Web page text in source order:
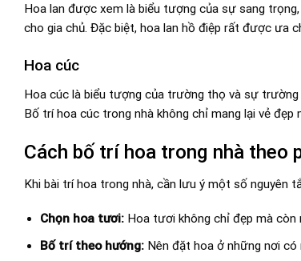
Hoa lan được xem là biểu tượng của sự sang
cho gia chủ. Đặc biệt, hoa lan hồ điệp rất được ưa
Hoa cúc
Hoa cúc là biểu tượng của trường thọ và sự
Bố trí hoa cúc trong nhà không chỉ mang lại vẻ
Cách bố trí hoa trong nhà theo
Khi bài trí hoa trong nhà, cần lưu ý một số nguyên
Chọn hoa tươi:Hoa tươi không chỉ đẹp mà còn
Bố trí theo hướng:Nên đặt hoa ở những nơi có